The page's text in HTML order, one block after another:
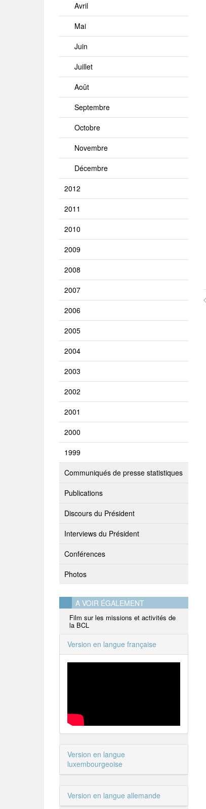
Avril
Mai
Juin
Juillet
Août
Septembre
Octobre
Novembre
Décembre
2012
2011
2010
2009
2008
2007
2006
2005
2004
2003
2002
2001
2000
1999
Communiqués de presse statistiques
Publications
Discours du Président
Interviews du Président
Conférences
Photos
A VOIR ÉGALEMENT
Film sur les missions et activités de
la BCL
Version en langue française
Version en langue
luxembourgeoise
Version en langue allemande